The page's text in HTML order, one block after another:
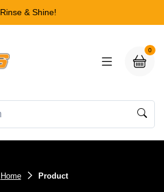
Rinse & Shine!
0
Home Product